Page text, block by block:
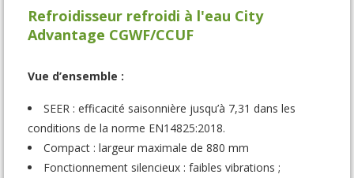
Refroidisseur refroidi à l'eau City
Advantage CGWF/CCUF
Vue d’ensemble :
SEER : efficacité saisonnière jusqu’à 7,31 dans les
conditions de la norme EN14825:2018.
Compact : largeur maximale de 880 mm
Fonctionnement silencieux : faibles vibrations ;